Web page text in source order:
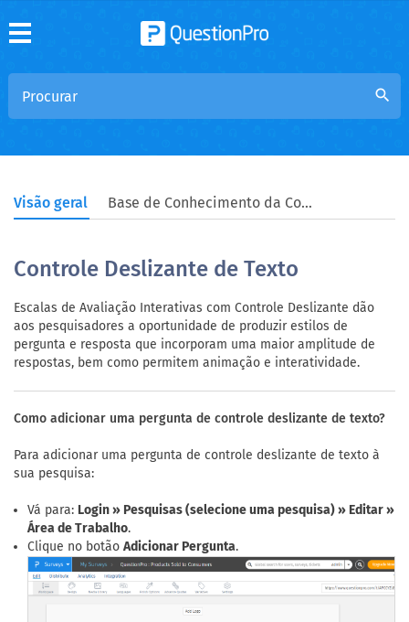
search
Visão geral Base de Conhecimento da Comunidade
Controle Deslizante de Texto
Escalas de Avaliação Interativas com Controle Deslizante dão
aos pesquisadores a oportunidade de produzir estilos de
pergunta e resposta que incorporam uma maior amplitude de
respostas, bem como permitem animação e interatividade.
Como adicionar uma pergunta de controle deslizante de texto?
Para adicionar uma pergunta de controle deslizante de texto à
sua pesquisa:
Vá para: Login » Pesquisas (selecione uma pesquisa) » Editar »
Área de Trabalho.
Clique no botão Adicionar Pergunta.